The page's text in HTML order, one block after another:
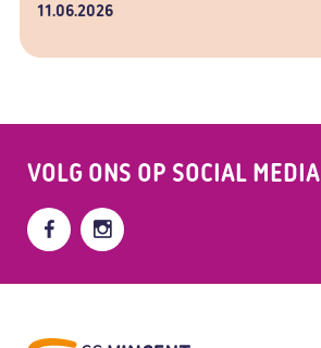
11.06.2026
VOLG ONS OP SOCIAL MEDIA